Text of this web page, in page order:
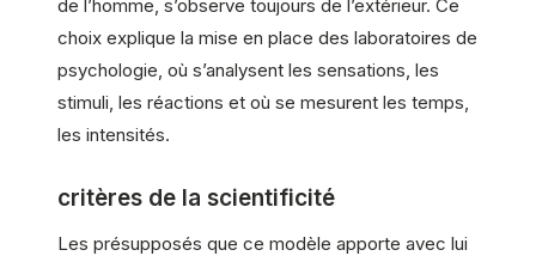
de l’homme, s’observe toujours de l’extérieur. Ce
choix explique la mise en place des laboratoires de
psychologie, où s’analysent les sensations, les
stimuli, les réactions et où se mesurent les temps,
les intensités.
critères de la scientificité
Les présupposés que ce modèle apporte avec lui